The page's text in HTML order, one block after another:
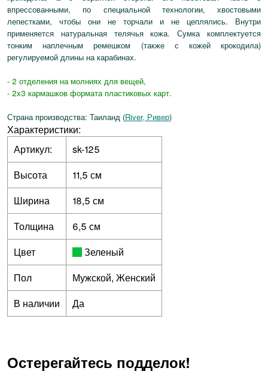
впрессованными, по специальной технологии, хвостовыми
лепестками, чтобы они не торчали и не цеплялись. Внутри
применяется натуральная телячья кожа. Сумка комплектуется
тонким наплечным ремешком (также с кожей крокодила)
регулируемой длины на карабинах.
- 2 отделения на молниях для вещей,
- 2х3 кармашков формата пластиковых карт.
Страна производства: Таиланд (River, Ривер)
Характеристики:
Артикул:
sk-125
Высота
11,5 см
Ширина
18,5 см
Толщина
6,5 см
Цвет
Зеленый
Пол
Мужской, Женский
В наличии
Да
Остерегайтесь подделок!